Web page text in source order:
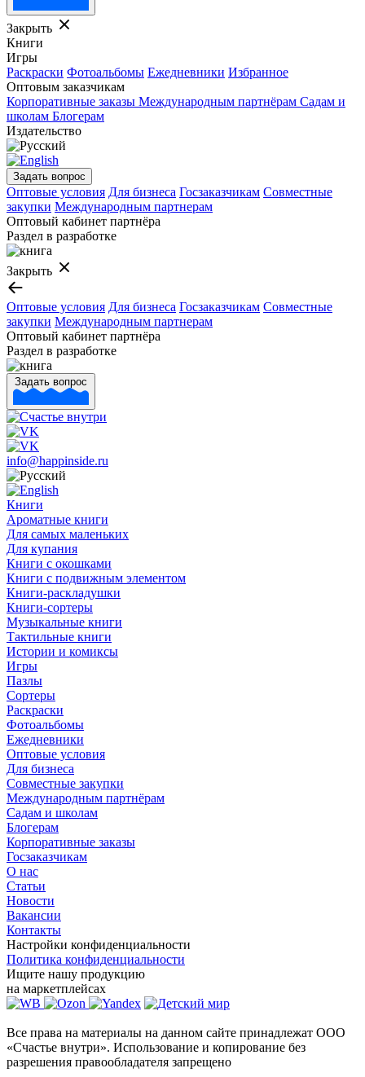
Закрыть
Книги
Игры
Раскраски Фотоальбомы Ежедневники Избранное
Оптовым заказчикам
Корпоративные заказы Международным партнёрам Садам и
школам Блогерам
Издательство
Задать вопрос
Оптовые условия Для бизнеса Госзаказчикам Совместные
закупки Международным партнерам
Оптовый кабинет партнёра
Раздел в разработке
Закрыть
Оптовые условия Для бизнеса Госзаказчикам Совместные
закупки Международным партнерам
Оптовый кабинет партнёра
Раздел в разработке
Задать вопрос
info@happinside.ru
Книги
Ароматные книги
Для самых маленьких
Для купания
Книги с окошками
Книги с подвижным элементом
Книги-раскладушки
Книги-сортеры
Музыкальные книги
Тактильные книги
Истории и комиксы
Игры
Пазлы
Сортеры
Раскраски
Фотоальбомы
Ежедневники
Оптовые условия
Для бизнеса
Совместные закупки
Международным партнёрам
Садам и школам
Блогерам
Корпоративные заказы
Госзаказчикам
О нас
Статьи
Новости
Вакансии
Контакты
Настройки конфиденциальности
Политика конфиденциальности
Ищите нашу продукцию
на маркетплейсах
Все права на материалы на данном сайте принадлежат ООО
«Счастье внутри». Использование и копирование без
разрешения правообладателя запрещено